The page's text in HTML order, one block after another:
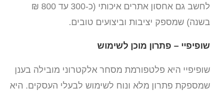
לחשב גם אחסון אתרים איכותי (כ-300 עד 800 ₪
בשנה) שמספק יציבות וביצועים טובים.
שופיפיי – פתרון מוכן לשימוש
שופיפיי היא פלטפורמת מסחר אלקטרוני מובילה בענן
שמספקת פתרון מלא ונוח לשימוש לבעלי העסקים. היא